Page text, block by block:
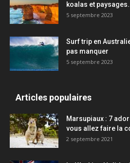
koalas et
5 septembre 2023
Surf trip en
pas manquer
5 septembre 2023
Articles populaires
Marsupiaux : 7
vous allez faire la
2 septembre 2021